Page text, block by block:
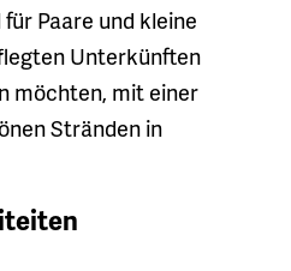
Paare und kleine
Unterkünften
möchten, mit einer
Stränden in